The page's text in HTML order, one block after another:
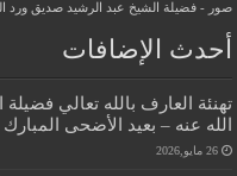
صور - فضيلة الشيخ عبد الرشيد صديق
ورد
أحدث الإضافات
تهنئة العارف بالله تعالي
الله عنه – بعيد الأضحى المبارك 2026 م
26 مايو,2026